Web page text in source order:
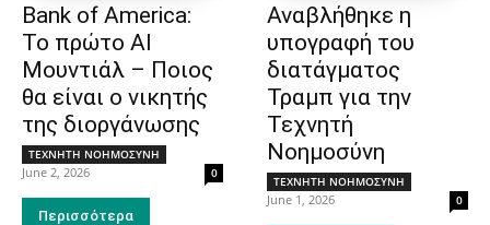
Bank of America:
Το πρώτο AI
Μουντιάλ – Ποιος
θα είναι ο νικητής
της διοργάνωσης
ΤΕΧΝΗΤΗ ΝΟΗΜΟΣΥΝΗ
June 2, 2026 0
Περισσότερα
Αναβλήθηκε η
υπογραφή του
διατάγματος
Τραμπ για την
Τεχνητή
Νοημοσύνη
ΤΕΧΝΗΤΗ ΝΟΗΜΟΣΥΝΗ
June 1, 2026 0